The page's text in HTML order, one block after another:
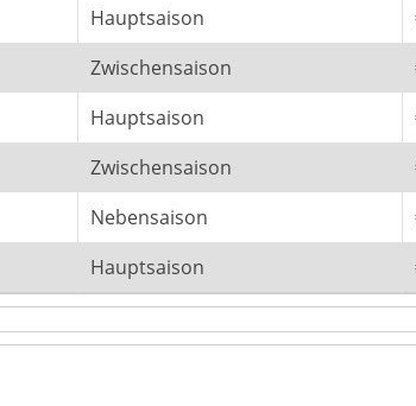
Hauptsaison
Zwischensaison
Hauptsaison
Zwischensaison
Nebensaison
Hauptsaison